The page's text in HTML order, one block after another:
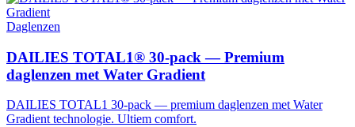
Daglenzen
DAILIES TOTAL1® 30-pack — Premium
daglenzen met Water Gradient
DAILIES TOTAL1 30-pack — premium daglenzen met Water
Gradient technologie. Ultiem comfort.